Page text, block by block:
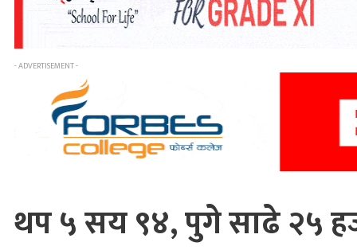
- ADVERTISEMENT -
थप ५ सय ९४, पुगे साढे २५